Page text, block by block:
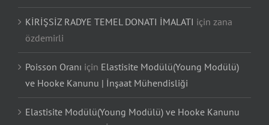
KİRİŞSİZ RADYE TEMEL DONATI İMALATI için zana
özdemirli
Poisson Oranı için Elastisite Modülü(Young Modülü)
ve Hooke Kanunu | İnşaat Mühendisliği
Elastisite Modülü(Young Modülü) ve Hooke Kanunu